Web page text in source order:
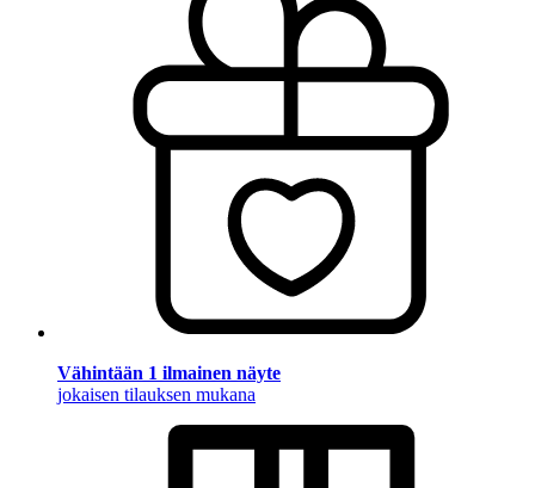
Vähintään 1 ilmainen näyte
jokaisen tilauksen mukana